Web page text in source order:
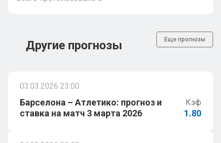
Другие прогнозы Еще прогнозы
03.03.2026 23:00
Барселона – Атлетико: прогноз и
ставка на матч 3 марта 2026
Кэф
1.80